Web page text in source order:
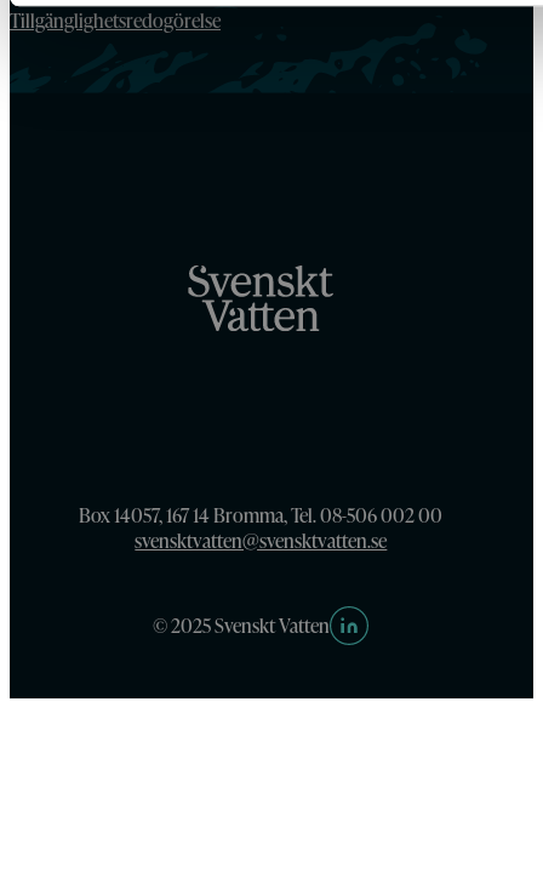
Tillgänglighetsredogörelse
Box 14057, 167 14 Bromma, Tel. 08-506 002 00
svensktvatten@svensktvatten.se
© 2025 Svenskt Vatten